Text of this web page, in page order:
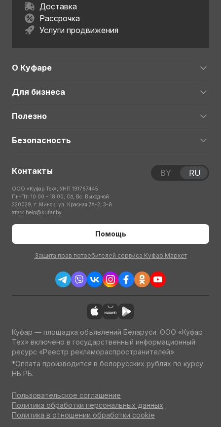
Доставка
Рассрочка
Услуги продвижения
О Куфаре
Для бизнеса
Полезно
Безопасность
Контакты
ООО «Куфар Тех», УНП 191767445
Пн-Пт: 10:00 – 18:00; Сб, Вс: Выходной
220029, г. Минск, ул. Красная 7А-2, 3-й
этаж help@kufar.by
Помощь
Защита прав потребителей сервиса Куфар Маркет
BY RU
Куфар — площадка объявлений Беларуси. ООО «Куфар
Тех» включено в государственный информационный
ресурс «Реестр рекламораспространителей»
*Оплата производится в белорусских рублях по курсу
НБ РБ.
Пользовательское соглашение
Политика обработки персональных данных
Политика в отношении обработки cookie